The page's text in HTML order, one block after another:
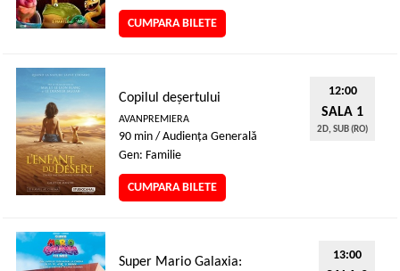
CUMPARA BILETE
Copilul deșertului
AVANPREMIERA
90 min / Audienţa Generală
Gen: Familie
CUMPARA BILETE
12:00
SALA 1
2D, SUB (RO)
Super Mario Galaxia:
13:00